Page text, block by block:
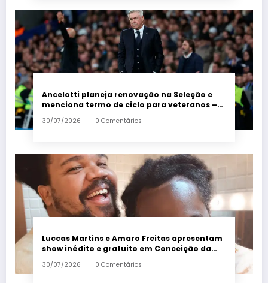
Ancelotti planeja renovação na Seleção e
menciona termo de ciclo para veteranos –
Em Dia ES
30/07/2026 0 Comentários
Luccas Martins e Amaro Freitas apresentam
show inédito e gratuito em Conceição da
Barra – Em Dia ES
30/07/2026 0 Comentários